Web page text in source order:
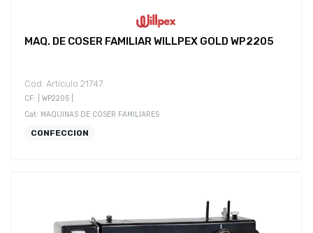
MAQ. DE COSER FAMILIAR WILLPEX GOLD WP2205
Cod. Artículo 21747
CF: | WP2205 |
Cat: MAQUINAS DE COSER FAMILIARES
CONFECCION